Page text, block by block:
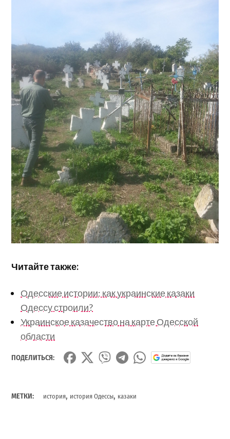
Читайте также:
Одесские истории: как украинские казаки
Одессу строили?
Украинское казачество на карте Одесской
области
ПОДЕЛИТЬСЯ:
МЕТКИ: история, история Одессы, казаки